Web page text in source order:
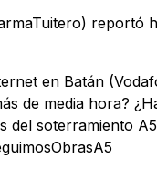
reportó
en Batán
de media hora?
del soterramiento